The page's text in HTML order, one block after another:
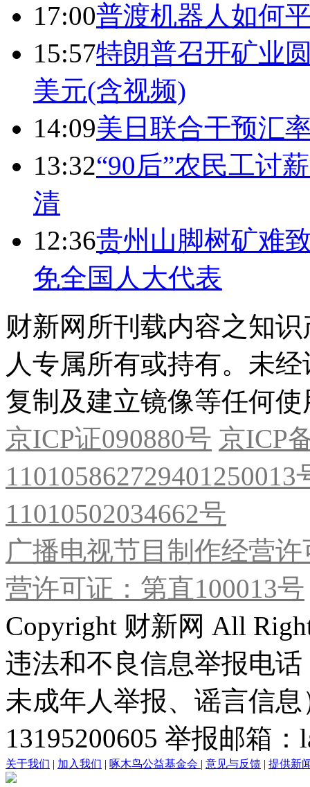
17:00普渡机器人如何
15:57特朗普召开矿业
美元(含视频)
14:09美日联合干预汇
13:32“90后”农民工讨
清
12:36贵州山脚树矿难
免全国人大代表
财新网所刊载内容之知
人专属所有或持有。未
复制及建立镜像等任何使
京ICP证090880号 京ICP
11010502034662号
广播电视节目制作经营
营许可证：第直100013号
Copyright 财新网 All
违法和不良信息举报电
未成年人举报、谣言信
13195200605 举报邮箱
关于我们 | 加入我们 | 啄木鸟公益基金会 | 意见与反馈 | 提供新